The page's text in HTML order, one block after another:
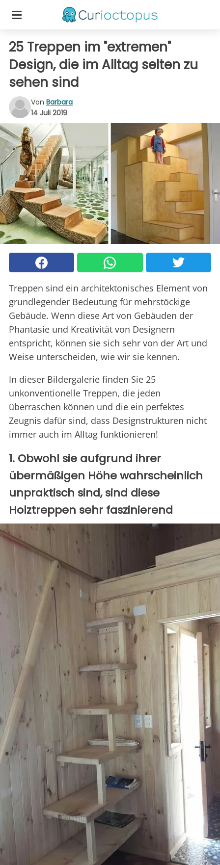
25 Treppen im "extremen"
Design, die im Alltag selten zu
sehen sind
Von Barbara
14 Juli 2019
Treppen sind ein architektonisches Element von
grundlegender Bedeutung für mehrstöckige
Gebäude. Wenn diese Art von Gebäuden der
Phantasie und Kreativität von Designern
entspricht, können sie sich sehr von der Art und
Weise unterscheiden, wie wir sie kennen.
In dieser Bildergalerie finden Sie 25
unkonventionelle Treppen, die jeden
überraschen können und die ein perfektes
Zeugnis dafür sind, dass Designstrukturen nicht
immer auch im Alltag funktionieren!
1. Obwohl sie aufgrund ihrer
übermäßigen Höhe wahrscheinlich
unpraktisch sind, sind diese
Holztreppen sehr faszinierend